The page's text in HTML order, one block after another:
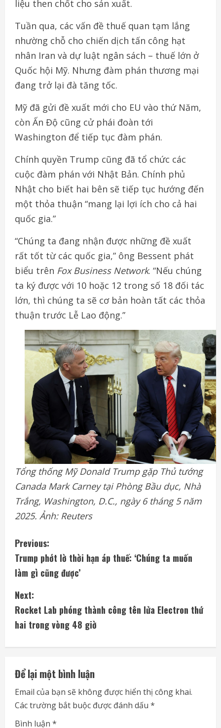
liệu then chốt cho sản xuất.
Tuần qua, các vấn đề thuế quan tạm lắng
nhường chỗ cho chiến dịch tấn công hạt
nhân Iran và dự luật ngân sách – thuế lớn ở
Quốc hội Mỹ. Nhưng đàm phán thương mại
đang trở lại đà tăng tốc.
Mỹ đã gửi đề xuất mới cho EU vào thứ Năm,
còn Ấn Độ cũng cử phái đoàn tới
Washington để tiếp tục đàm phán.
Chính quyền Trump cũng đã tổ chức các
cuộc đàm phán với Nhật Bản. Chính phủ
Nhật cho biết hai bên sẽ tiếp tục hướng đến
một thỏa thuận “mang lại lợi ích cho cả hai
quốc gia.”
“Chúng ta đang nhận được những đề xuất
rất tốt từ các quốc gia,” ông Bessent phát
biểu trên Fox Business Network. “Nếu chúng
ta ký được với 10 hoặc 12 trong số 18 đối tác
lớn, thì chúng ta sẽ cơ bản hoàn tất các thỏa
thuận trước Lễ Lao động.”
Tổng thống Mỹ Donald Trump gặp Thủ tướng
Canada Mark Carney tại Phòng Bầu dục, Nhà
Trắng, Washington, D.C., ngày 6 tháng 5 năm
2025. Ảnh: Reuters
C
o
n
t
i
n
u
e
R
Previous:
Trump phớt lờ thời hạn áp thuế: ‘Chúng ta muốn
làm gì cũng được’
Next:
Rocket Lab phóng thành công tên lửa Electron thứ
hai trong vòng 48 giờ
Để lại một bình luận
Email của bạn sẽ không được hiển thị công khai.
Các trường bắt buộc được đánh dấu *
Bình luận *